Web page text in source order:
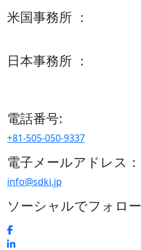
米国事務所 ：
日本事務所 ：
電話番号:
+81-505-050-9337
電子メールアドレス：
info@sdki.jp
ソーシャルでフォロ